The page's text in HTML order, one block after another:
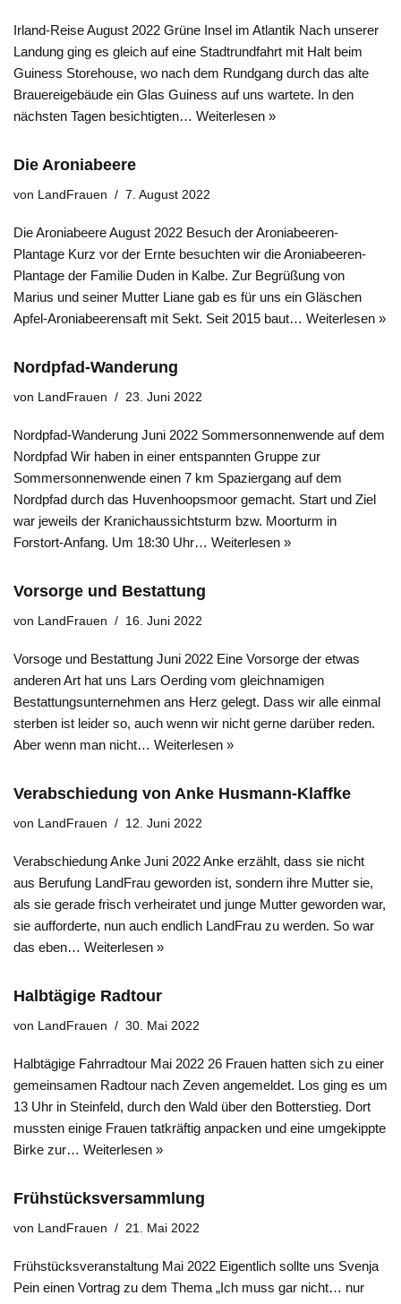
Irland-Reise August 2022 Grüne Insel im Atlantik Nach unserer
Landung ging es gleich auf eine Stadtrundfahrt mit Halt beim
Guiness Storehouse, wo nach dem Rundgang durch das alte
Brauereigebäude ein Glas Guiness auf uns wartete. In den
nächsten Tagen besichtigten… Weiterlesen »
Die Aroniabeere
von LandFrauen 7. August 2022
Die Aroniabeere August 2022 Besuch der Aroniabeeren-
Plantage Kurz vor der Ernte besuchten wir die Aroniabeeren-
Plantage der Familie Duden in Kalbe. Zur Begrüßung von
Marius und seiner Mutter Liane gab es für uns ein Gläschen
Apfel-Aroniabeerensaft mit Sekt. Seit 2015 baut… Weiterlesen »
Nordpfad-Wanderung
von LandFrauen 23. Juni 2022
Nordpfad-Wanderung Juni 2022 Sommersonnenwende auf dem
Nordpfad Wir haben in einer entspannten Gruppe zur
Sommersonnenwende einen 7 km Spaziergang auf dem
Nordpfad durch das Huvenhoopsmoor gemacht. Start und Ziel
war jeweils der Kranichaussichtsturm bzw. Moorturm in
Forstort-Anfang. Um 18:30 Uhr… Weiterlesen »
Vorsorge und Bestattung
von LandFrauen 16. Juni 2022
Vorsoge und Bestattung Juni 2022 Eine Vorsorge der etwas
anderen Art hat uns Lars Oerding vom gleichnamigen
Bestattungsunternehmen ans Herz gelegt. Dass wir alle einmal
sterben ist leider so, auch wenn wir nicht gerne darüber reden.
Aber wenn man nicht… Weiterlesen »
Verabschiedung von Anke Husmann-Klaffke
von LandFrauen 12. Juni 2022
Verabschiedung Anke Juni 2022 Anke erzählt, dass sie nicht
aus Berufung LandFrau geworden ist, sondern ihre Mutter sie,
als sie gerade frisch verheiratet und junge Mutter geworden war,
sie aufforderte, nun auch endlich LandFrau zu werden. So war
das eben… Weiterlesen »
Halbtägige Radtour
von LandFrauen 30. Mai 2022
Halbtägige Fahrradtour Mai 2022 26 Frauen hatten sich zu einer
gemeinsamen Radtour nach Zeven angemeldet. Los ging es um
13 Uhr in Steinfeld, durch den Wald über den Botterstieg. Dort
mussten einige Frauen tatkräftig anpacken und eine umgekippte
Birke zur… Weiterlesen »
Frühstücksversammlung
von LandFrauen 21. Mai 2022
Frühstücksveranstaltung Mai 2022 Eigentlich sollte uns Svenja
Pein einen Vortrag zu dem Thema „Ich muss gar nicht… nur